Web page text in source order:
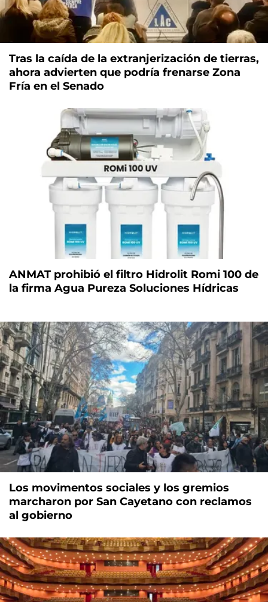
Tras la caída de la extranjerización de tierras,
ahora advierten que podría frenarse Zona
Fría en el Senado
ANMAT prohibió el filtro Hidrolit Romi 100 de
la firma Agua Pureza Soluciones Hídricas
Los movimentos sociales y los gremios
marcharon por San Cayetano con reclamos
al gobierno